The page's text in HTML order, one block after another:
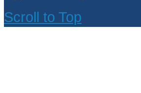
Scroll to Top